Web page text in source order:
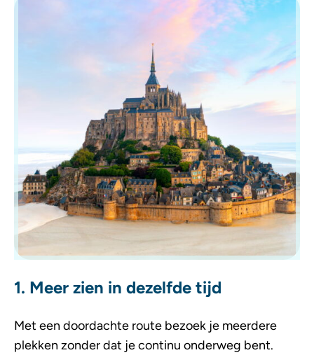
1. Meer zien in dezelfde tijd
Met een doordachte route bezoek je meerdere
plekken zonder dat je continu onderweg bent.